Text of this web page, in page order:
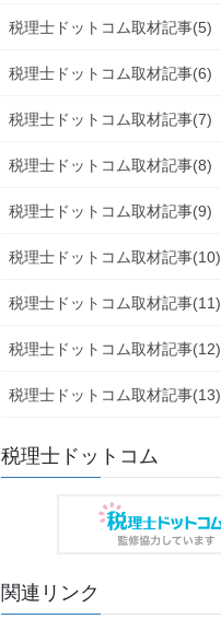
税理士ドットコム取材記事(5)
税理士ドットコム取材記事(6)
税理士ドットコム取材記事(7)
税理士ドットコム取材記事(8)
税理士ドットコム取材記事(9)
税理士ドットコム取材記事(10)
税理士ドットコム取材記事(11)
税理士ドットコム取材記事(12)
税理士ドットコム取材記事(13)
税理士ドットコム
関連リンク